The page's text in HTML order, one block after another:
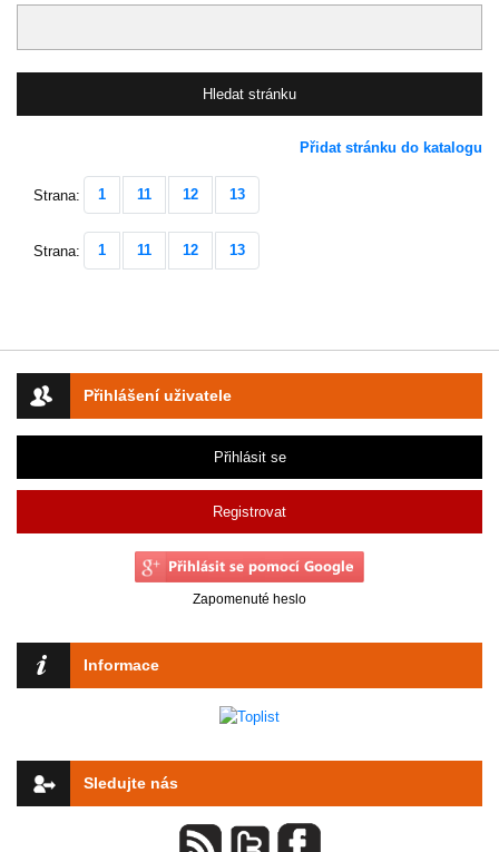
Přihlášení uživatele
Přihlásit se
Registrovat
Zapomenuté heslo
Informace
Sledujte nás
Přidat stránku do katalogu
Strana: 1 11 12 13
Strana: 1 11 12 13